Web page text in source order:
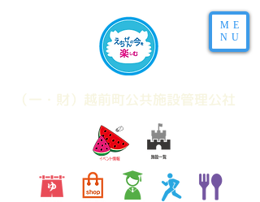
​（一・財）越前町公共施設管理公社
ME
NU